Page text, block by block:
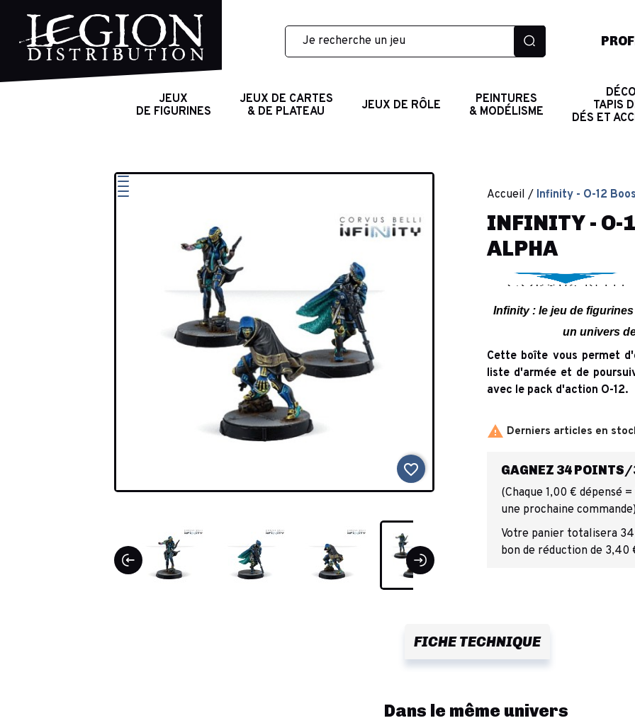
JEUX
DE FIGURINES
JEUX DE CARTES
& DE PLATEAU
JEUX DE RÔLE
PEINTURES
& MODÉLISME
TAPIS
DÉS ET
favorite_border
Accueil Infinity - O-12
INFINITY - O-
ALPHA
Infinity : le jeu de
un univers
Cette boîte vous permet
liste d'armée et de
avec le pack d'action O-12.
 Derniers articles en
GAGNEZ 34
(Chaque 1,00 € dépensé
une prochaine commande)
Votre panier totalisera
bon de réduction de 3,40
FICHE TECHNIQUE
Dans le même univers